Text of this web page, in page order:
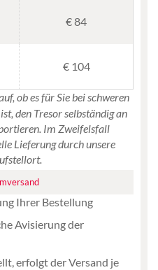
€ 84
€ 104
ob es für Sie bei schweren
den Tresor selbständig an
Im Zweifelsfall
Lieferung durch unsere
Ihrer Bestellung
Avisierung der
erfolgt der Versand je